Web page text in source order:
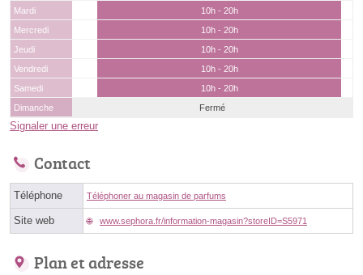
Mardi
10h - 20h
Mercredi
10h - 20h
Jeudi
10h - 20h
Vendredi
10h - 20h
Samedi
10h - 20h
Dimanche
Fermé
Signaler une erreur
Contact
Téléphone Téléphoner au magasin de parfums
Site web www.sephora.fr/information-magasin?storeID=S5971
Plan et adresse